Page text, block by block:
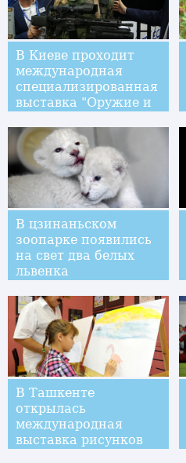
В Киеве проходит
международная
специализированная
выставка "Оружие и
В цзинаньском
зоопарке появились
на свет два белых
львенка
В Ташкенте
открылась
международная
выставка рисунков